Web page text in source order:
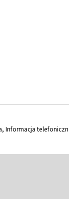
Informacja